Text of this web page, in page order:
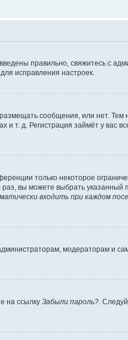
правильно, свяжитесь с
исправления настроек.
сообщения, или нет.
т. д. Регистрация займёт у вас
только некоторое
вы можете выбрать
входить при каждом
модераторам и
на ссылку Забыли пароль?.